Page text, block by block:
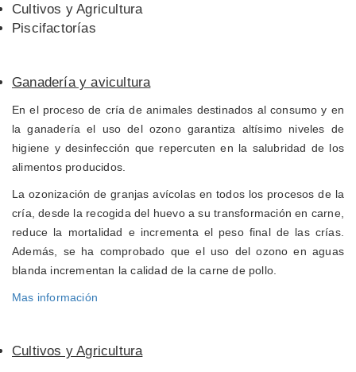
Cultivos y Agricultura
Piscifactorías
Ganadería y avicultura
En el proceso de cría de animales destinados al consumo y en
la ganadería el uso del ozono garantiza altísimo niveles de
higiene y desinfección que repercuten en la salubridad de los
alimentos producidos.
La ozonización de granjas avícolas en todos los procesos de la
cría, desde la recogida del huevo a su transformación en carne,
reduce la mortalidad e incrementa el peso final de las crías.
Además, se ha comprobado que el uso del ozono en aguas
blanda incrementan la calidad de la carne de pollo.
Mas información
Cultivos y Agricultura